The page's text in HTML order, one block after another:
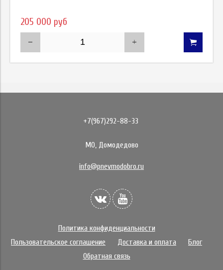
205 000 руб
+7(967)292-88-33
МО, Домодедово
info@pnevmodobro.ru
Политика конфиденциальности
Пользовательское соглашение
Доставка и оплата
Блог
Обратная связь